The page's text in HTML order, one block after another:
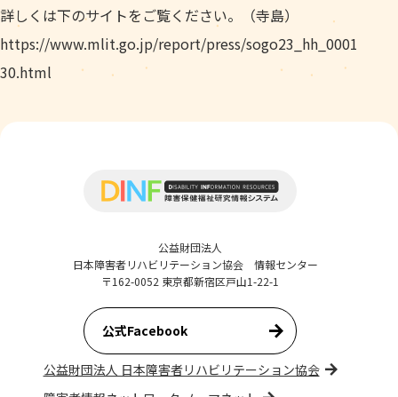
詳しくは下のサイトをご覧ください。（寺島）
https://www.mlit.go.jp/report/press/sogo23_hh_0001
30.html
公益財団法人
日本障害者リハビリテーション協会 情報センター
〒162-0052 東京都新宿区戸山1-22-1
公式Facebook
公益財団法人 日本障害者リハビリテーション協会